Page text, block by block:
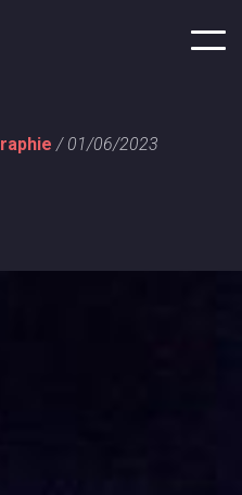
raphie / 01/06/2023